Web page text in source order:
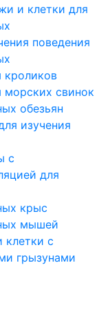
и клетки для
поведения
кроликов
морских свинок
обезьян
изучения
с
для
крыс
мышей
клетки с
грызунами